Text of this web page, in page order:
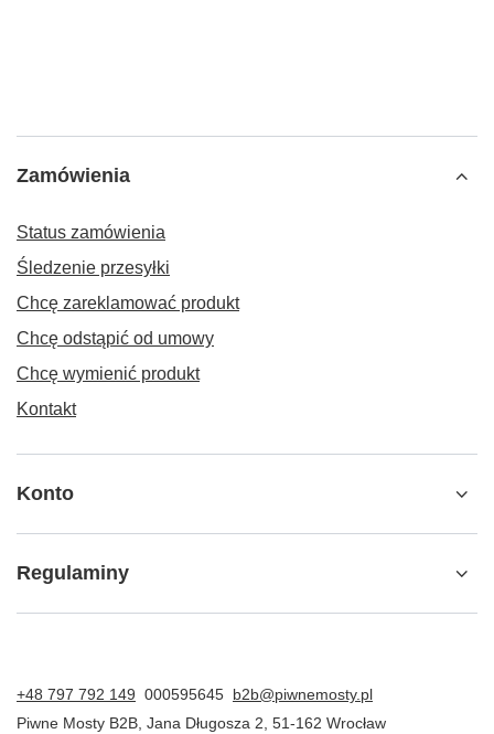
Zamówienia
Status zamówienia
Śledzenie przesyłki
Chcę zareklamować produkt
Chcę odstąpić od umowy
Chcę wymienić produkt
Kontakt
Konto
Regulaminy
+48 797 792 149 000595645 b2b@piwnemosty.pl
Piwne Mosty B2B Jana Długosza 2 51-162 Wrocław